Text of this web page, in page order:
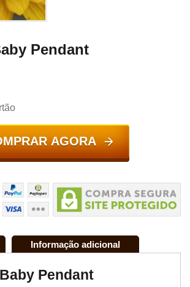
Pendant
AGORA
Informação adicional
Pendant